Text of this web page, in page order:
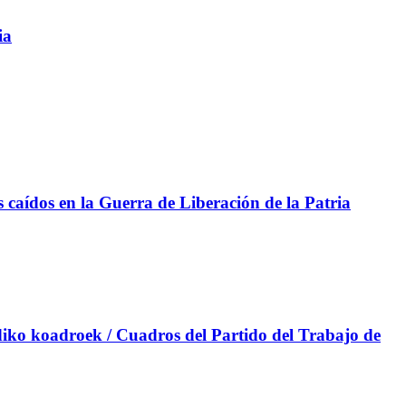
en la Guerra de Liberación de la Patria
koadroek / Cuadros del Partido del Trabajo de